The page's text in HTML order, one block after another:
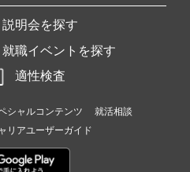
説明会を探す
就職イベントを探す
適性検査
シャルコンテンツ
就活相談
リアユーザーガイド